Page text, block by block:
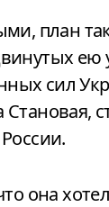
план
сил
Становая,
она